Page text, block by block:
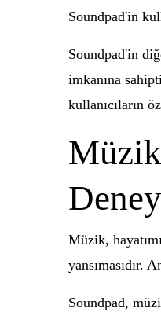
Soundpad'in
Soundpad'in
imkanına
kullanıcıların
Müzik,
yansımasıdır.
Soundpad,